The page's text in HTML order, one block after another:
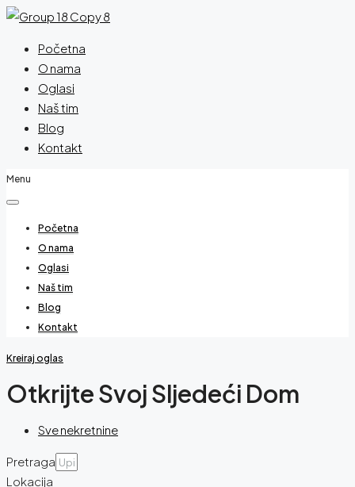
Početna
O nama
Oglasi
Naš tim
Blog
Kontakt
Menu
Početna
O nama
Oglasi
Naš tim
Blog
Kontakt
Kreiraj oglas
Otkrijte Svoj Sljedeći Dom
Sve nekretnine
Pretraga
Lokacija